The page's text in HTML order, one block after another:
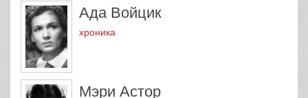
Ада Войцик
хроника
Мэри Астор